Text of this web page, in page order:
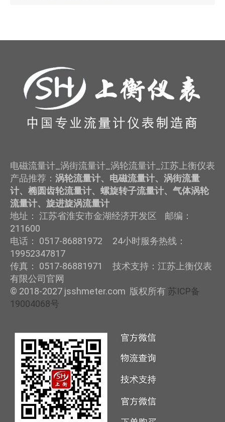
电磁流量计_涡街流量计_涡轮流量计_江苏上衡仪表
产品推荐： 涡轮流量计、电磁流量计、涡街流量
计、椭圆齿轮流量计、螺旋转子流量计、气体涡轮
流量计、旋进旋涡流量计
地址： 江苏省淮安市金湖经济开发区 邮编：
211600
电话： 0517-86881972 24小时服务热线：
19952347817
传真： 0517-86881971 技术支持：江苏上衡仪表
有限公司官网
© 2018-2027 jsshmeter.com 版权所有 苏ICP备
19004068号